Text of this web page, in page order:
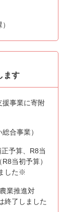
ます
援事業に寄附
合事業）
予算、R8当
当初予算）
した※
業推進対
終了しました